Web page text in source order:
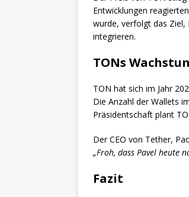
Entwicklungen
wurde, verfolgt das Ziel,
integrieren.
TONs
TON hat sich im Jahr
Die Anzahl der Wallets
Präsidentschaft plant
Der CEO von Tether,
„Froh, dass Pavel heute
Fazit